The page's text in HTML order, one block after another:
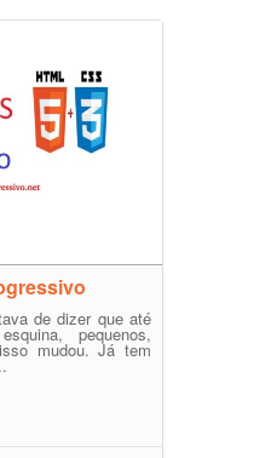
de dizer que até
pequenos,
mudou. Já tem